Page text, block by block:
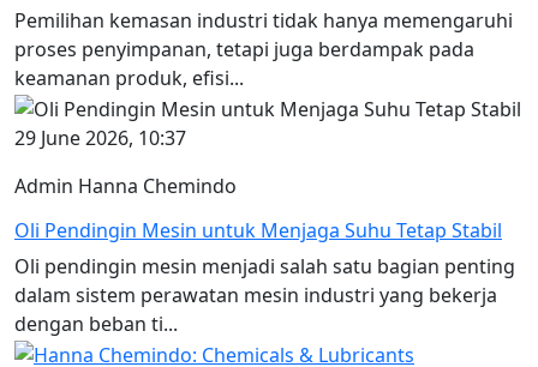
Pemilihan kemasan industri tidak hanya memengaruhi
proses penyimpanan, tetapi juga berdampak pada
keamanan produk, efisi...
29 June 2026, 10:37
Admin Hanna Chemindo
Oli Pendingin Mesin untuk Menjaga Suhu Tetap Stabil
Oli pendingin mesin menjadi salah satu bagian penting
dalam sistem perawatan mesin industri yang bekerja
dengan beban ti...